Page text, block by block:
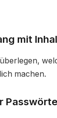
mit
machen.